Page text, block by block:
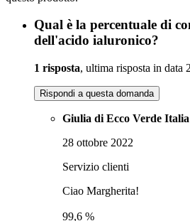
Qual è la percentuale di
dell'acido ialuronico?
1 risposta, ultima risposta in data
Rispondi a questa domanda
Giulia di Ecco Verde Italia
28 ottobre 2022
Servizio clienti
Ciao Margherita!
99,6 %